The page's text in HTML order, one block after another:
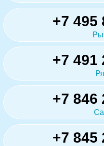
+7 495
+7 491
+7 846
+7 845